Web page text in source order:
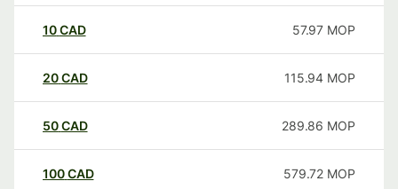
10CAD 57.97 MOP
20CAD 115.94 MOP
50CAD 289.86 MOP
100CAD 579.72 MOP